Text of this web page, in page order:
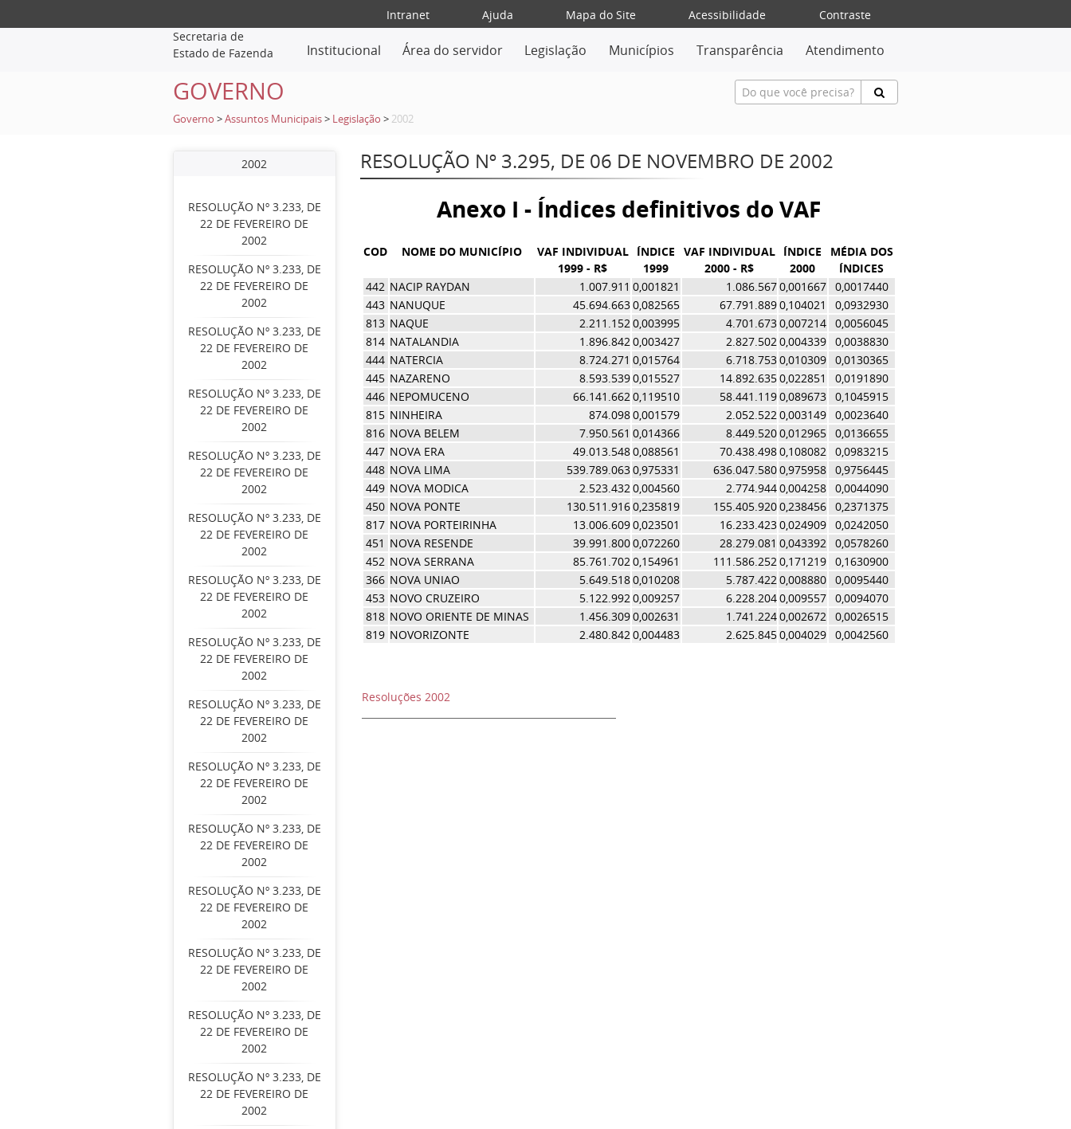
Intranet Ajuda Mapa do Site Acessibilidade
Contraste
Secretaria de
Estado de Fazenda
Institucional Área do servidor Legislação Municípios Transparência Atendimento
GOVERNO
Governo >Assuntos Municipais > Legislação > 2002
2002
RESOLUÇÃO Nº 3.233, DE
22 DE FEVEREIRO DE
2002
RESOLUÇÃO Nº 3.233, DE
22 DE FEVEREIRO DE
2002
RESOLUÇÃO Nº 3.233, DE
22 DE FEVEREIRO DE
2002
RESOLUÇÃO Nº 3.233, DE
22 DE FEVEREIRO DE
2002
RESOLUÇÃO Nº 3.233, DE
22 DE FEVEREIRO DE
2002
RESOLUÇÃO Nº 3.233, DE
22 DE FEVEREIRO DE
2002
RESOLUÇÃO Nº 3.233, DE
22 DE FEVEREIRO DE
2002
RESOLUÇÃO Nº 3.233, DE
22 DE FEVEREIRO DE
2002
RESOLUÇÃO Nº 3.233, DE
22 DE FEVEREIRO DE
2002
RESOLUÇÃO Nº 3.233, DE
22 DE FEVEREIRO DE
2002
RESOLUÇÃO Nº 3.233, DE
22 DE FEVEREIRO DE
2002
RESOLUÇÃO Nº 3.233, DE
22 DE FEVEREIRO DE
2002
RESOLUÇÃO Nº 3.233, DE
22 DE FEVEREIRO DE
2002
RESOLUÇÃO Nº 3.233, DE
22 DE FEVEREIRO DE
2002
RESOLUÇÃO Nº 3.233, DE
22 DE FEVEREIRO DE
2002
RESOLUÇÃO Nº 3.295, DE 06 DE NOVEMBRO DE 2002
Anexo I - Índices definitivos do VAF
COD NOME DO MUNICÍPIO
VAF INDIVIDUAL
1999 - R$
ÍNDICE
1999
VAF INDIVIDUAL
2000 - R$
ÍNDICE
2000
MÉDIA DOS
ÍNDICES
442 NACIP RAYDAN 1.007.911 0,001821 1.086.5670,001667 0,0017440
443 NANUQUE 45.694.6630,082565 67.791.8890,104021
0,0932930
813 NAQUE 2.211.1520,003995 4.701.6730,007214 0,0056045
814 NATALANDIA 1.896.8420,003427 2.827.5020,004339 0,0038830
444 NATERCIA 8.724.271 0,015764 6.718.7530,010309 0,0130365
445 NAZARENO 8.593.5390,015527 14.892.6350,022851
0,0191890
446 NEPOMUCENO 66.141.6620,119510 58.441.1190,089673 0,1045915
815 NINHEIRA 874.0980,001579 2.052.5220,003149 0,0023640
816 NOVA BELEM 7.950.561 0,014366 8.449.5200,012965 0,0136655
447 NOVA ERA 49.013.5480,088561 70.438.4980,108082 0,0983215
448 NOVA LIMA 539.789.0630,975331 636.047.5800,975958 0,9756445
449 NOVA MODICA 2.523.4320,004560 2.774.9440,004258 0,0044090
450 NOVA PONTE 130.511.9160,235819 155.405.9200,238456 0,2371375
817 NOVA PORTEIRINHA 13.006.6090,023501 16.233.4230,024909 0,0242050
451 NOVA RESENDE 39.991.8000,072260 28.279.081 0,043392 0,0578260
452 NOVA SERRANA 85.761.7020,154961 111.586.2520,171219 0,1630900
366 NOVA UNIAO 5.649.5180,010208 5.787.4220,008880 0,0095440
453 NOVO CRUZEIRO 5.122.9920,009257 6.228.2040,009557 0,0094070
818 NOVO ORIENTE DE MINAS 1.456.3090,002631 1.741.2240,002672 0,0026515
819 NOVORIZONTE 2.480.8420,004483 2.625.8450,004029 0,0042560
Resoluções 2002